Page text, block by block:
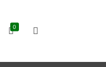
0